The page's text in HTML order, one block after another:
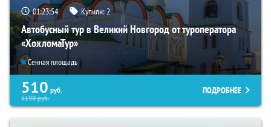
01:23:53 Купили:2
Автобусный тур в Великий Новгород от туроператора
«ХохломаТур»
Сенная площадь
510 руб.
5190руб.
ПОДРОБНЕЕ